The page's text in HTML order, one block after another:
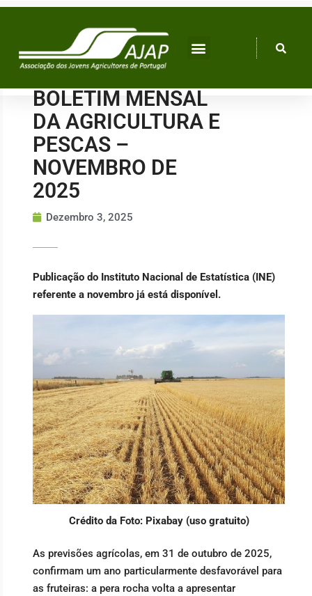
Skip
BOLETIM MENSAL
DA AGRICULTURA E
PESCAS –
NOVEMBRO DE
2025
Dezembro 3, 2025
Publicação do Instituto Nacional de Estatística (INE)
referente a novembro já está disponível.
Crédito da Foto: Pixabay (uso gratuito)
As previsões agrícolas, em 31 de outubro de 2025,
confirmam um ano particularmente desfavorável para
as fruteiras: a pera rocha volta a apresentar